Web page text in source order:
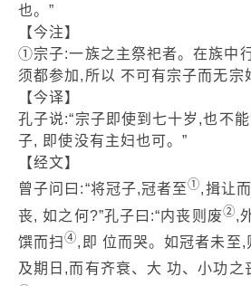
也。”
【今注】
①宗子:一族之主祭祀者。在族中
须都参加,所以 不可有宗子而无宗
【今译】
孔子说:“宗子即使到七十岁,也不
子, 即使没有主妇也可。”
【经文】
曾子问曰:“将冠子,冠者至①,揖让
丧, 如之何?”孔子曰:“内丧则废②,
馔而扫④,即 位而哭。如冠者未至,
及期日,而有齐衰、大 功、小功之